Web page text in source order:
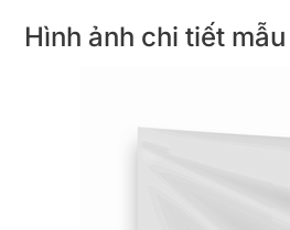
Hình ảnh chi tiết